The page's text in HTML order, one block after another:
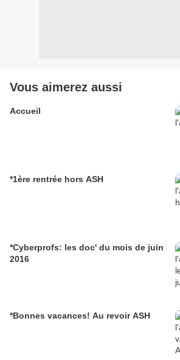
Vous aimerez aussi
Accueil
*1ère rentrée hors ASH
*Cyberprofs: les doc' du mois de juin
2016
*Bonnes vacances! Au revoir ASH